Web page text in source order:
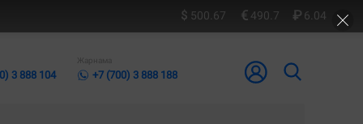
500.67 490.7 6.04
3 888 104
Жарнама
+7 (700) 3 888 188